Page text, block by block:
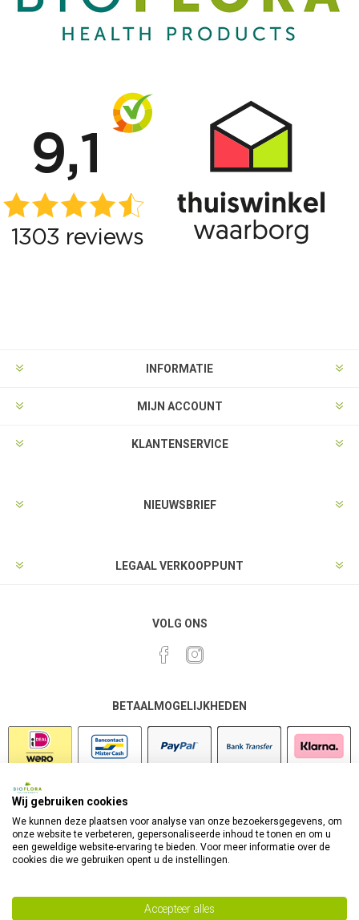
INFORMATIE
MIJN ACCOUNT
KLANTENSERVICE
NIEUWSBRIEF
LEGAAL VERKOOPPUNT
VOLG ONS
BETAALMOGELIJKHEDEN
Wij gebruiken cookies
We kunnen deze plaatsen voor analyse van onze bezoekersgegevens, om
onze website te verbeteren, gepersonaliseerde inhoud te tonen en om u
een geweldige website-ervaring te bieden. Voor meer informatie over de
cookies die we gebruiken opent u de instellingen.
Accepteer alles